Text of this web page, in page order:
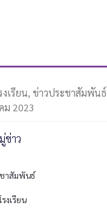
งเรียน, ข่าวประชาสัมพันธ์
ม 2023
ข่าว
าสัมพันธ์
งเรียน